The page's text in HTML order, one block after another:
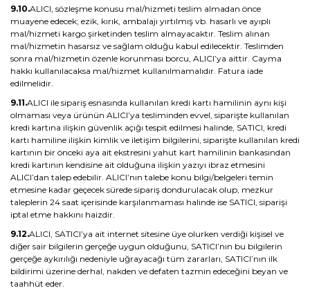
9.10.ALICI, sözleşme konusu mal/hizmeti teslim almadan önce
muayene edecek; ezik, kırık, ambalajı yırtılmış vb. hasarlı ve ayıplı
mal/hizmeti kargo şirketinden teslim almayacaktır. Teslim alınan
mal/hizmetin hasarsız ve sağlam olduğu kabul edilecektir. Teslimden
sonra mal/hizmetin özenle korunması borcu, ALICI’ya aittir. Cayma
hakkı kullanılacaksa mal/hizmet kullanılmamalıdır. Fatura iade
edilmelidir.
9.11.ALICI ile sipariş esnasında kullanılan kredi kartı hamilinin aynı kişi
olmaması veya ürünün ALICI’ya tesliminden evvel, siparişte kullanılan
kredi kartına ilişkin güvenlik açığı tespit edilmesi halinde, SATICI, kredi
kartı hamiline ilişkin kimlik ve iletişim bilgilerini, siparişte kullanılan kredi
kartının bir önceki aya ait ekstresini yahut kart hamilinin bankasından
kredi kartının kendisine ait olduğuna ilişkin yazıyı ibraz etmesini
ALICI’dan talep edebilir. ALICI’nın talebe konu bilgi/belgeleri temin
etmesine kadar geçecek sürede sipariş dondurulacak olup, mezkur
taleplerin 24 saat içerisinde karşılanmaması halinde ise SATICI, siparişi
iptal etme hakkını haizdir.
9.12.ALICI, SATICI’ya ait internet sitesine üye olurken verdiği kişisel ve
diğer sair bilgilerin gerçeğe uygun olduğunu, SATICI’nın bu bilgilerin
gerçeğe aykırılığı nedeniyle uğrayacağı tüm zararları, SATICI’nın ilk
bildirimi üzerine derhal, nakden ve defaten tazmin edeceğini beyan ve
taahhüt eder.